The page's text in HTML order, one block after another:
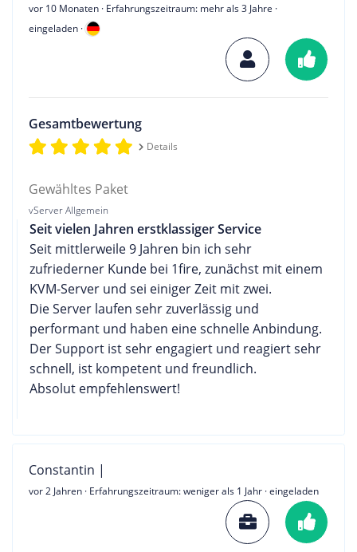
vor 10 Monaten · Erfahrungszeitraum: mehr als 3 Jahre ·
eingeladen ·
Gesamtbewertung
Details
Gewähltes Paket
vServer Allgemein
Seit vielen Jahren erstklassiger Service
Seit mittlerweile 9 Jahren bin ich sehr
zufriederner Kunde bei 1fire, zunächst mit einem
KVM-Server und sei einiger Zeit mit zwei.
Die Server laufen sehr zuverlässig und
performant und haben eine schnelle Anbindung.
Der Support ist sehr engagiert und reagiert sehr
schnell, ist kompetent und freundlich.
Absolut empfehlenswert!
Constantin |
vor 2 Jahren · Erfahrungszeitraum: weniger als 1 Jahr · eingeladen